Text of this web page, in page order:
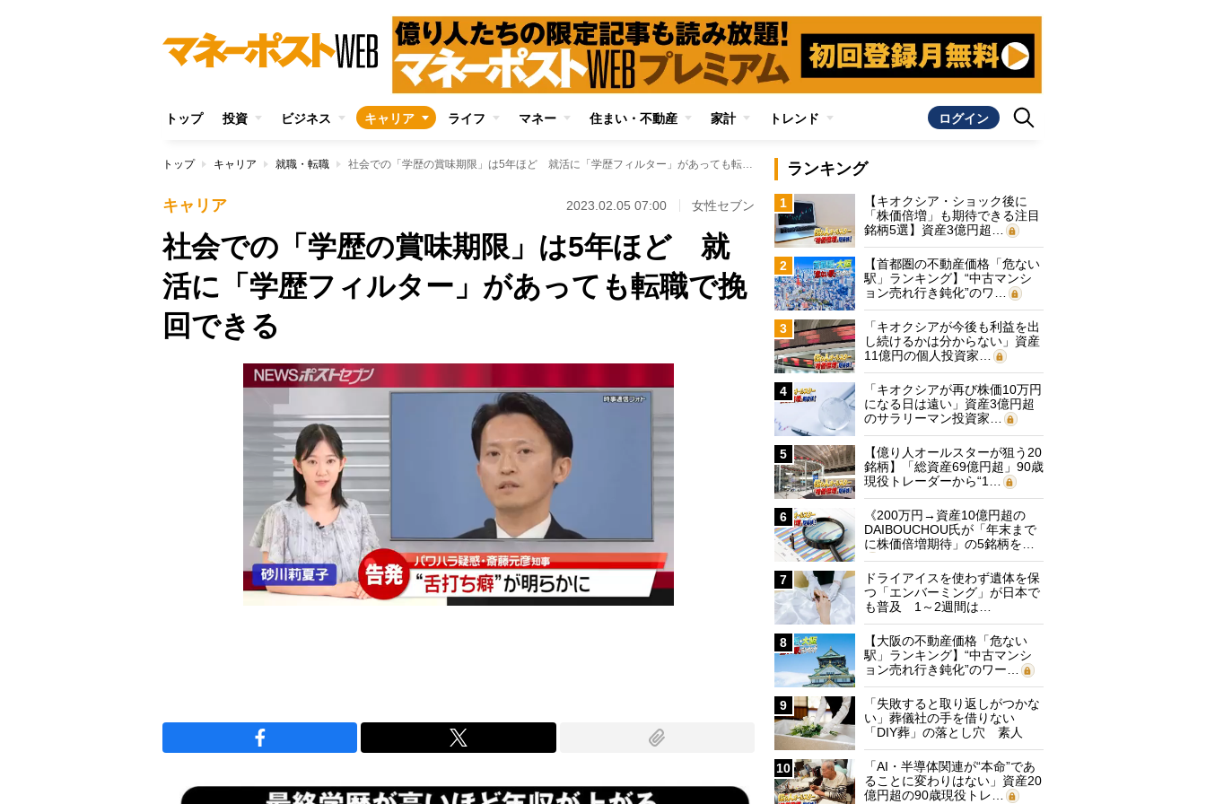
トップ 投資 ビジネス キャリア ライフ マネー 住まい・不動産 家計 トレンド ログイン
トップ キャリア 就職・転職 社会での「学歴の賞味期限」は5年ほど 就活に「学歴フィルター」があっても転職で挽回できる
キャリア 2023.02.05 07:00 女性セブン
社会での「学歴の賞味期限」は5年ほど 就
活に「学歴フィルター」があっても転職で挽
回できる
ランキング
1
【キオクシア・ショック後に
「株価倍増」も期待できる注目
銘柄5選】資産3億円超…
2
【首都圏の不動産価格「危ない
駅」ランキング】“中古マンシ
ョン売れ行き鈍化”のワ…
3
「キオクシアが今後も利益を出
し続けるかは分からない」資産
11億円の個人投資家…
4
「キオクシアが再び株価10万円
になる日は遠い」資産3億円超
のサラリーマン投資家…
5
【億り人オールスターが狙う20
銘柄】「総資産69億円超」90歳
現役トレーダーから“1…
6
《200万円→資産10億円超の
DAIBOUCHOU氏が「年末まで
に株価倍増期待」の5銘柄を…
7
ドライアイスを使わず遺体を保
つ「エンバーミング」が日本で
も普及 1～2週間は…
8
【大阪の不動産価格「危ない
駅」ランキング】“中古マンシ
ョン売れ行き鈍化”のワー…
9
「失敗すると取り返しがつかな
い」葬儀社の手を借りない
「DIY葬」の落とし穴 素人
に…
10
「AI・半導体関連が“本命”であ
ることに変わりはない」資産20
億円超の90歳現役トレ…